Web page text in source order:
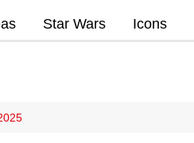
Star Wars Icons